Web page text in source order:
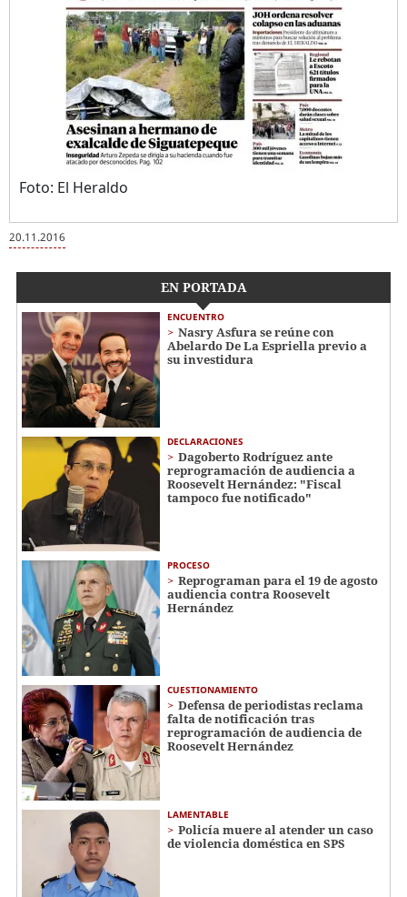
Foto: El Heraldo
20.11.2016
EN PORTADA
ENCUENTRO
Nasry Asfura se reúne con
Abelardo De La Espriella previo a
su investidura
DECLARACIONES
Dagoberto Rodríguez ante
reprogramación de audiencia a
Roosevelt Hernández: "Fiscal
tampoco fue notificado"
PROCESO
Reprograman para el 19 de agosto
audiencia contra Roosevelt
Hernández
CUESTIONAMIENTO
Defensa de periodistas reclama
falta de notificación tras
reprogramación de audiencia de
Roosevelt Hernández
LAMENTABLE
Policía muere al atender un caso
de violencia doméstica en SPS